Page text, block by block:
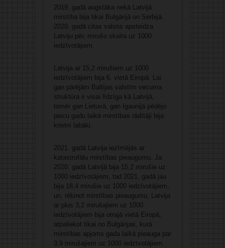
2019. gadā augstāka nekā Latvijā
mirstība bija tikai Bulgārijā un Serbijā.
2020. gadā citas valstis apsteidza
Latviju pēc mirušo skaita uz 1000
iedzīvotājiem.
Latvija ar 15,2 mirušiem uz 1000
iedzīvotājiem bija 6. vietā Eiropā. Lai
gan pārējām Baltijas valstīm vecuma
struktūra ir visai līdzīga kā Latvijā,
tomēr gan Lietuvā, gan Igaunijā pēdējo
piecu gadu laikā mirstības rādītāji bija
krietni labāki.
2021. gadā Latvija iezīmējās ar
katastrofālu mirstības pieaugumu. Ja
2020. gadā Latvijā bija 15,2 mirušie uz
1000 iedzīvotājiem, tad 2021. gadā jau
bija 18,4 mirušie uz 1000 iedzīvotājiem,
un, rēķinot mirstības pieaugumu, Latvija
ar plus 3,2 mirušajiem uz 1000
iedzīvotājiem bija otrajā vietā Eiropā,
atpaliekot tikai no Bulgārijas, kurā
mirstības apjoms gada laikā pieauga par
3,9 mirušajiem uz 1000 iedzīvotājiem.